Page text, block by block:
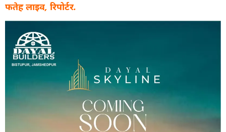
फतेह लाइव, रिपोर्टर.